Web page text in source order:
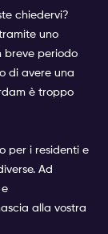
chiedervi?
uno
breve periodo
di avere una
è troppo
per i residenti e
Ad
alla vostra